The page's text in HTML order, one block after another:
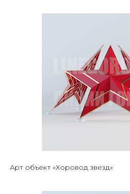
Арт объект «Хоровод звезд»